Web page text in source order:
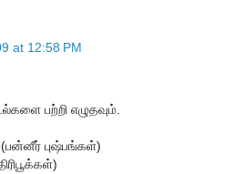
at 12:58 PM
பற்றி எழுதவும்.
புஷ்பங்கள்)